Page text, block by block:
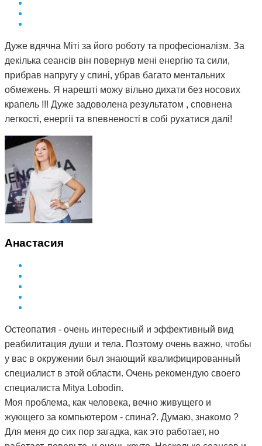
Дуже вдячна Міті за його роботу та професіоналізм. За
декілька сеансів він повернув мені енергію та сили,
прибрав напругу у спині, убрав багато ментальних
обмежень. Я нарешті можу вільно дихати без носових
крапель !!! Дуже задоволена результатом , сповнена
легкості, енергії та впевненості в собі рухатися далі!
Анастасия
Остеопатия - очень интересный и эффективный вид
реабилитация души и тела. Поэтому очень важно, чтобы
у вас в окружении был знающий квалифицированный
специалист в этой области. Очень рекомендую своего
специалиста Mitya Lobodin.
Моя проблема, как человека, вечно живущего и
жующего за компьютером - спина?. Думаю, знакомо ?
Для меня до сих пор загадка, как это работает, но